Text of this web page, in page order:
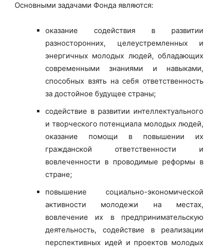
Основными задачами Фонда являются:
оказание содействия в развитии
разносторонних, целеустремленных и
энергичных молодых людей, обладающих
современными знаниями и навыками,
способных взять на себя ответственность
за достойное будущее страны;
содействие в развитии интеллектуального
и творческого потенциала молодых людей,
оказание помощи в повышении их
гражданской ответственности и
вовлеченности в проводимые реформы в
стране;
повышение социально-экономической
активности молодежи на местах,
вовлечение их в предпринимательскую
деятельность, содействие в реализации
перспективных идей и проектов молодых